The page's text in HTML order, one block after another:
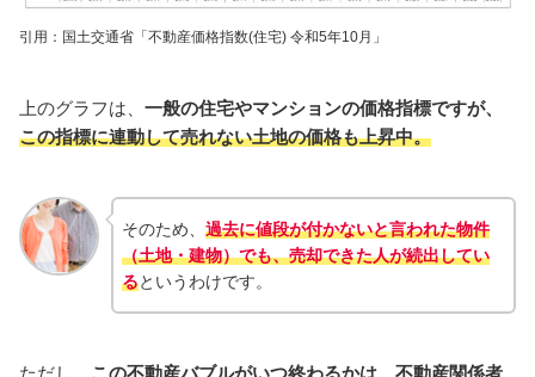
引用：国土交通省「不動産価格指数(住宅) 令和5年10月」
上のグラフは、 一般の住宅やマンションの価格指標ですが、
この指標に連動して売れない土地の価格も上昇中。
そのため、 過去に値段が付かないと言われた物件
（土地・建物）でも、売却できた人が続出してい
るというわけです。
ただし、 この不動産バブルがいつ終わるかは、不動産関係者